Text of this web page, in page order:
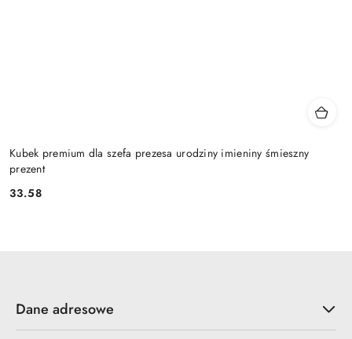
Kubek premium dla szefa prezesa urodziny imieniny śmieszny
prezent
Cena:
33.58
Dane adresowe